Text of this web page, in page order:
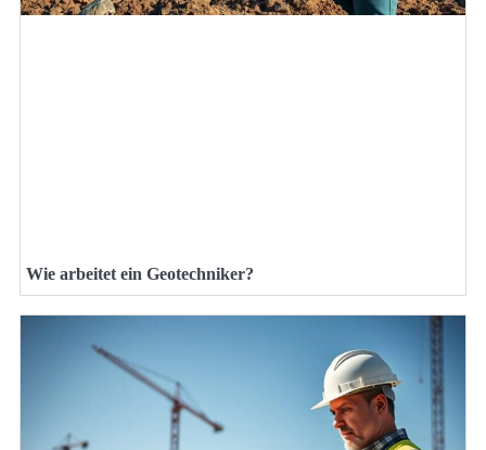
Wie arbeitet ein Geotechniker?